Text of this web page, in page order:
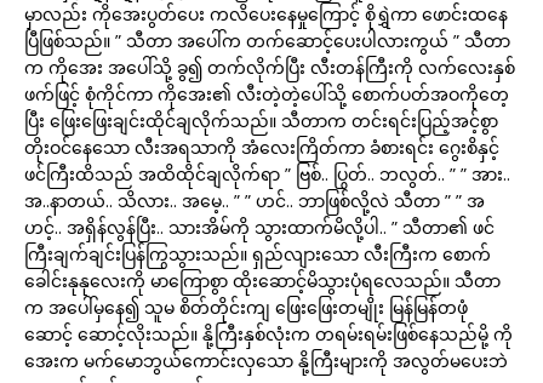
မှာလည်း ကိုအေးပွတ်ပေး ကလိပေးနေမှုကြောင့် စိုရွှဲကာ ဖောင်းထနေ
ပြီဖြစ်သည်။ ” သီတာ အပေါ်က တက်ဆောင့်ပေးပါလားကွယ် ” သီတာ
က ကိုအေး အပေါ်သို့ ခွ၍ တက်လိုက်ပြီး လီးတန်ကြီးကို လက်လေးနှစ်
ဖက်ဖြင့် စုံကိုင်ကာ ကိုအေး၏ လီးတဲ့တဲ့ပေါ်သို့ စောက်ပတ်အဝကိုတေ့
ပြီး ဖြေးဖြေးချင်းထိုင်ချလိုက်သည်။ သီတာက တင်းရင်းပြည့်အင့်စွာ
တိုးဝင်နေသော လီးအရသာကို အံလေးကြိတ်ကာ ခံစားရင်း ဂွေးစိနှင့်
ဖင်ကြီးထိသည် အထိထိုင်ချလိုက်ရာ ” ဗြစ်.. ပြွတ်.. ဘလွတ်.. ” ” အား..
အ..နာတယ်.. သိလား.. အမေ့.. ” ” ဟင်.. ဘာဖြစ်လို့လဲ သီတာ ” ” အ
ဟင့်.. အရှိန်လွန်ပြီး.. သားအိမ်ကို သွားထာက်မိလို့ပါ.. ” သီတာ၏ ဖင်
ကြီးချက်ချင်းပြန်ကြွသွားသည်။ ရှည်လျားသော လီးကြီးက စောက်
ခေါင်းနုနုလေးကို မာကြောစွာ ထိုးဆောင့်မိသွားပုံရလေသည်။ သီတာ
က အပေါ်မှနေ၍ သူမ စိတ်တိုင်းကျ ဖြေးဖြေးတမျိုး မြန်မြန်တဖုံ
ဆောင့် ဆောင့်လိုးသည်။ နို့ကြီးနှစ်လုံးက တရမ်းရမ်းဖြစ်နေသည်မို့ ကို
အေးက မက်မောဘွယ်ကောင်းလှသော နို့ကြီးများကို အလွတ်မပေးဘဲ